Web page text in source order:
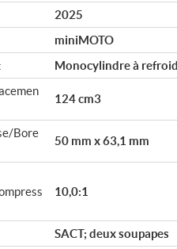
2025
miniMOTO
Monocylindre à
124 cm3
Bore
50 mm x 63,1 mm
10,0:1
SACT; deux soupapes